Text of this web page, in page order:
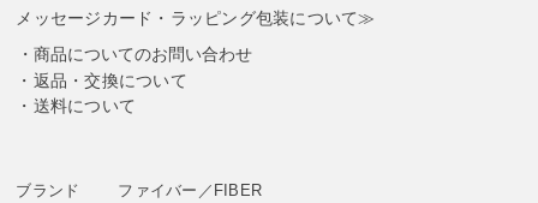
メッセージカード・ラッピング包装について≫
商品についてのお問い合わせ
返品・交換について
送料について
ブランド ファイバー／FIBER